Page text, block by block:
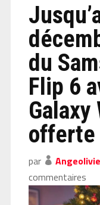
du
Flip 6
Galaxy
offerte
par
commentaires